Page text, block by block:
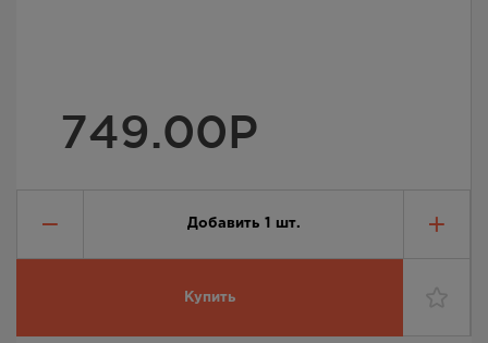
749.00Р
Добавить 1 шт.
Купить